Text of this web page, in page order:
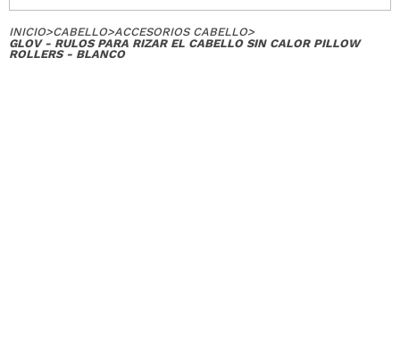
INICIO>CABELLO>ACCESORIOS CABELLO>
GLOV - RULOS PARA RIZAR EL CABELLO SIN CALOR PILLOW
ROLLERS - BLANCO